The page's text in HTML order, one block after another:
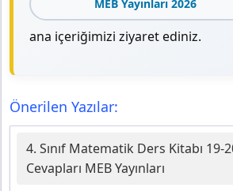
MEB Yayınları 2026
ana içeriğimizi ziyaret ediniz.
Önerilen Yazılar:
4. Sınıf Matematik Ders Kitabı 19-
Cevapları MEB Yayınları